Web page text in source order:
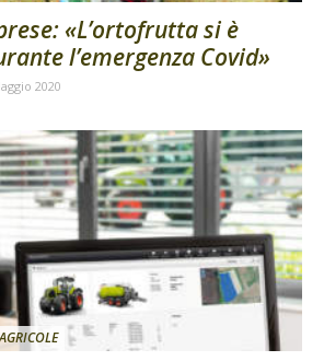
«L’ortofrutta si è
l’emergenza Covid»
2020